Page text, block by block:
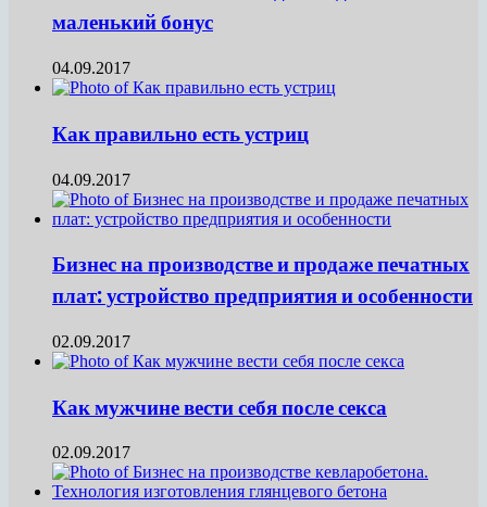
маленький бонус
04.09.2017
Как правильно есть устриц
04.09.2017
Бизнес на производстве и продаже печатных
плат: устройство предприятия и особенности
02.09.2017
Как мужчине вести себя после секса
02.09.2017